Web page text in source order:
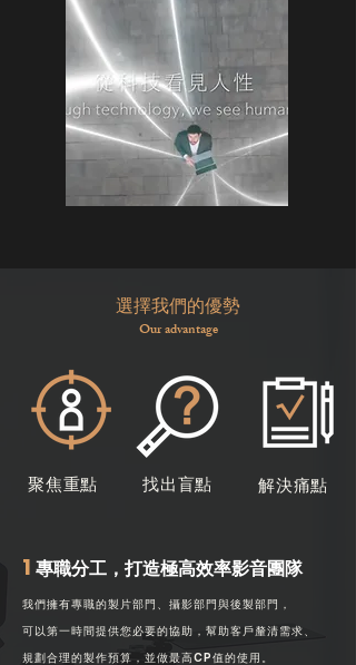
選擇我們的優勢
聚焦重點
Our advantage
找出盲點 ​解決痛點
1 專職分工，打造極高效率影音團隊
我們擁有專職的製片部門、攝影部門與後製部門，
可以第一時間提供您必要的協助 ， 幫助客戶釐清需求、
規劃合理的製作預算，並做最高CP值的使用。